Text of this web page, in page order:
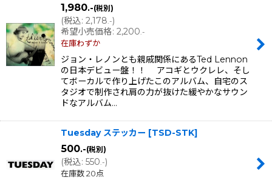
1,980.-(税別)
(税込: 2,178 .-)
希望小売価格: 2,200 .-
在庫わずか
ジョン・レノンとも親戚関係にあるTed Lennon
の日本デビュー盤！！ アコギとウクレレ、そし
てボーカルで作り上げたこのアルバム、自宅のス
タジオで制作され肩の力が抜けた緩やかなサウン
ドなアルバム…
Tuesday ステッカー [TSD-STK]
500.-(税別)
(税込: 550 .-)
在庫数 20点